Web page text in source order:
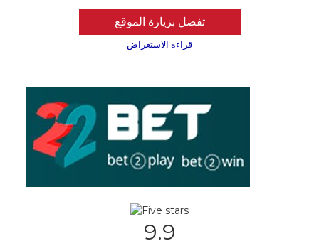
تفضل بزيارة الموقع
قراءة الاستعراض
9.9